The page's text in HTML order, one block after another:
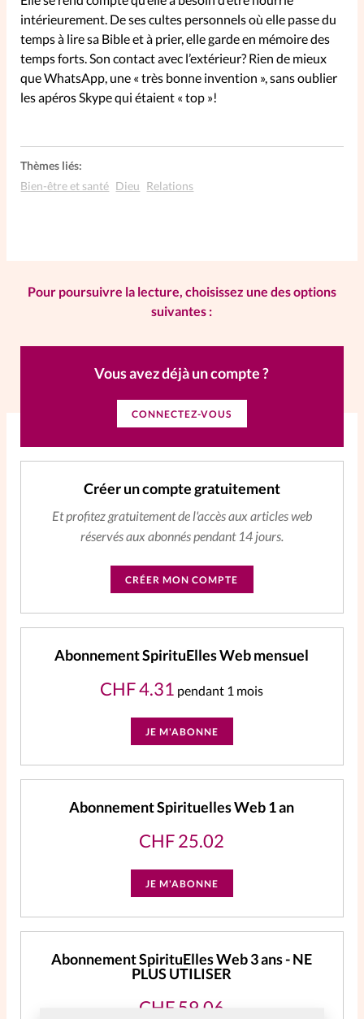
SpirituElles devient Relations
Aujourd’hui!
La Boutique
La Pause SpirituElles - toutes les
Mon compte
Changement d'adresse
Nous contacter
intérieurement. De ses cultes personnels où elle passe du
temps à lire sa Bible et à prier, elle garde en mémoire des
temps forts. Son contact avec l’extérieur? Rien de mieux
que WhatsApp, une « très bonne invention », sans oublier
les apéros Skype qui étaient « top »!
Thèmes liés:
Bien-être et santé Dieu Relations
Pour poursuivre la lecture, choisissez une des options
suivantes :
Vous avez déjà un compte ?
CONNECTEZ-VOUS
Créer un compte gratuitement
Et profitez gratuitement de l'accès aux articles web
réservés aux abonnés pendant 14 jours.
CRÉER MON COMPTE
Abonnement SpirituElles Web mensuel
CHF4.31 pendant 1 mois
JE M'ABONNE
Abonnement Spirituelles Web 1 an
CHF25.02
JE M'ABONNE
Abonnement SpirituElles Web 3 ans - NE
PLUS UTILISER
CHF 59.06